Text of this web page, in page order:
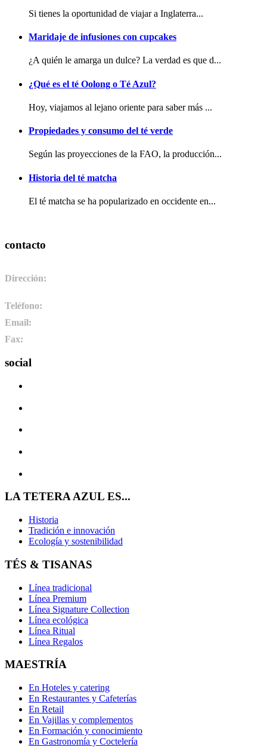
Si tienes la oportunidad de viajar a Inglaterra...
Maridaje de infusiones con cupcakes
¿A quién le amarga un dulce? La verdad es que d...
¿Qué es el té Oolong o Té Azul?
Hoy, viajamos al lejano oriente para saber más ...
Propiedades y consumo del té verde
Según las proyecciones de la FAO, la producción...
Historia del té matcha
El té matcha se ha popularizado en occidente en...
contacto
Dirección:
Teléfono:
Email:
Fax:
social
LA TETERA AZUL ES...
Historia
Tradición e innovación
Ecología y sostenibilidad
TÉS & TISANAS
Línea tradicional
Línea Premium
Línea Signature Collection
Línea ecológica
Línea Ritual
Línea Regalos
MAESTRÍA
En Hoteles y catering
En Restaurantes y Cafeterías
En Retail
En Vajillas y complementos
En Formación y conocimiento
En Gastronomía y Coctelería